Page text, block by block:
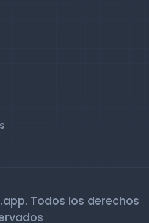
Todos los derechos